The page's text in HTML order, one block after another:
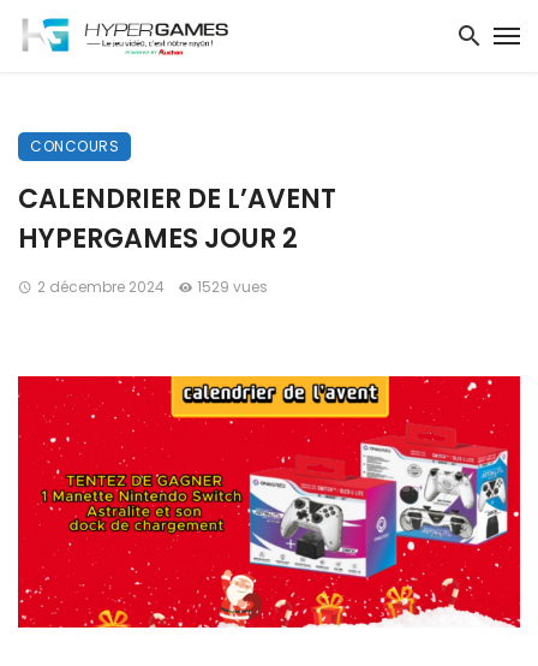
CONCOURS
CALENDRIER DE L’AVENT
HYPERGAMES JOUR 2
2 décembre 2024 1529 vues